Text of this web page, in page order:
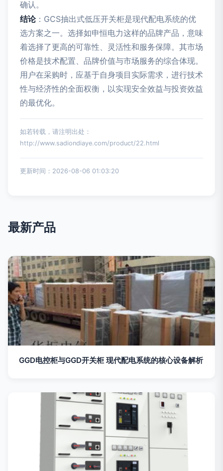
确认。
结论：GCS抽出式低压开关柜是现代配电系统的优
选方案之一。选择如申恒电力这样的品牌产品，意味
着选择了更高的可靠性、灵活性和服务保障。其市场
价格是技术配置、品牌价值与市场服务的综合体现。
用户在采购时，应基于自身项目实际需求，进行技术
性与经济性的全面权衡，以实现安全效益与投资效益
的最优化。
如若转载，请注明出处：
http://www.sadiondiaye.com/product/22.html
更新时间：2026-08-06 01:03:20
最新产品
GGD电控柜与GGD开关柜 现代配电系统的核心设备解析